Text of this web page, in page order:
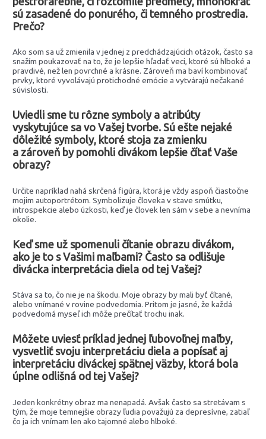
sú zasadené do ponurého, či temného prostredia.
Prečo?
Ako som sa už zmienila v jednej z predchádzajúcich otázok, často sa
snažím poukazovať na to, že je lepšie hľadať veci, ktoré sú hlboké a
pravdivé, než len povrchné a krásne. Zároveň ma baví kombinovať
prvky, ktoré vyvolávajú protichodné emócie a vytvárajú nečakané
súvislosti.
Uviedli sme tu rôzne symboly a atribúty
vyskytujúce sa vo Vašej tvorbe. Sú ešte nejaké
dôležité symboly, ktoré stoja za zmienku
a zároveň by pomohli divákom lepšie čítať Vaše
obrazy?
Určite napríklad nahá skrčená figúra, ktorá je vždy aspoň čiastočne
mojim autoportrétom. Symbolizuje človeka v stave smútku,
introspekcie alebo úzkosti, keď je človek len sám v sebe a nevníma
okolie.
Keď sme už spomenuli čítanie obrazu divákom,
ako je to s Vašimi maľbami? Často sa odlišuje
divácka interpretácia diela od tej Vašej?
Stáva sa to, čo nie je na škodu. Moje obrazy by mali byť čítané,
alebo vnímané v rovine podvedomia. Pritom je jasné, že každá
podvedomá myseľ ich môže prečítať trochu inak.
Môžete uviesť príklad jednej ľubovoľnej maľby,
vysvetliť svoju interpretáciu diela a popísať aj
interpretáciu diváckej spätnej väzby, ktorá bola
úplne odlišná od tej Vašej?
Jeden konkrétny obraz ma nenapadá. Avšak často sa stretávam s
tým, že moje temnejšie obrazy ľudia považujú za depresívne, zatiaľ
čo ja ich vnímam len ako tajomné alebo hlboké.